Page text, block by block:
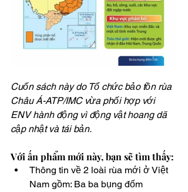
Cuốn sách này do Tổ chức bảo tồn rùa
Châu Á-ATP/IMC vừa phối hợp với
ENV hành động vì động vật hoang dã
cập nhật và tái bản.
Với ấn phẩm mới này, bạn sẽ tìm thấy:
Thông tin về 2 loài rùa mới ở Việt
Nam gồm: Ba ba bụng đốm